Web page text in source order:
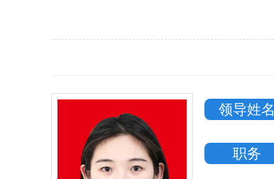
领导姓名
职务